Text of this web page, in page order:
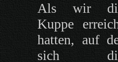
Als wir
Kuppe
hatten, auf
sich